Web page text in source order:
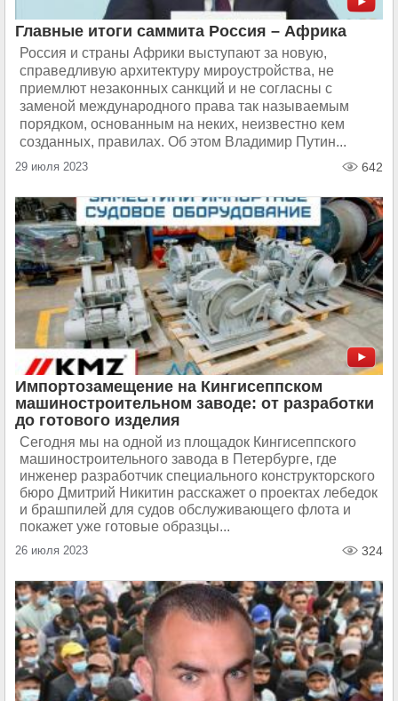
Главные итоги саммита Россия – Африка
Россия и страны Африки выступают за новую,
справедливую архитектуру мироустройства, не
приемлют незаконных санкций и не согласны с
заменой международного права так называемым
порядком, основанным на неких, неизвестно кем
созданных, правилах. Об этом Владимир Путин...
29 июля 2023 642
Импортозамещение на Кингисеппском
машиностроительном заводе: от разработки
до готового изделия
Сегодня мы на одной из площадок Кингисеппского
машиностроительного завода в Петербурге, где
инженер разработчик специального конструкторского
бюро Дмитрий Никитин расскажет о проектах лебедок
и брашпилей для судов обслуживающего флота и
покажет уже готовые образцы...
26 июля 2023 324